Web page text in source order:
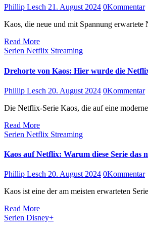
Phillip Lesch 21. August 2024 0Kommentar
Kaos, die neue und mit Spannung
Read More
Serien Netflix Streaming
Drehorte von Kaos: Hier wurde die
Phillip Lesch 20. August 2024 0Kommentar
Die Netflix-Serie Kaos, die auf eine
Read More
Serien Netflix Streaming
Kaos auf Netflix: Warum diese Serie das
Phillip Lesch 20. August 2024 0Kommentar
Kaos ist eine der am meisten erwarteten
Read More
Serien Disney+